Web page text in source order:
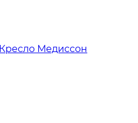
Кресло Медиссон